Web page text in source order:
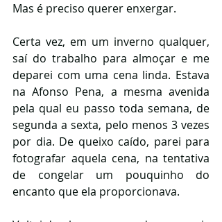
Mas é preciso querer enxergar.
Certa vez, em um inverno qualquer,
saí do trabalho para almoçar e me
deparei com uma cena linda. Estava
na Afonso Pena, a mesma avenida
pela qual eu passo toda semana, de
segunda a sexta, pelo menos 3 vezes
por dia. De queixo caído, parei para
fotografar aquela cena, na tentativa
de congelar um pouquinho do
encanto que ela proporcionava.